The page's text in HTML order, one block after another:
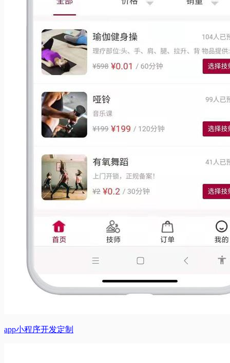
app小程序开发定制